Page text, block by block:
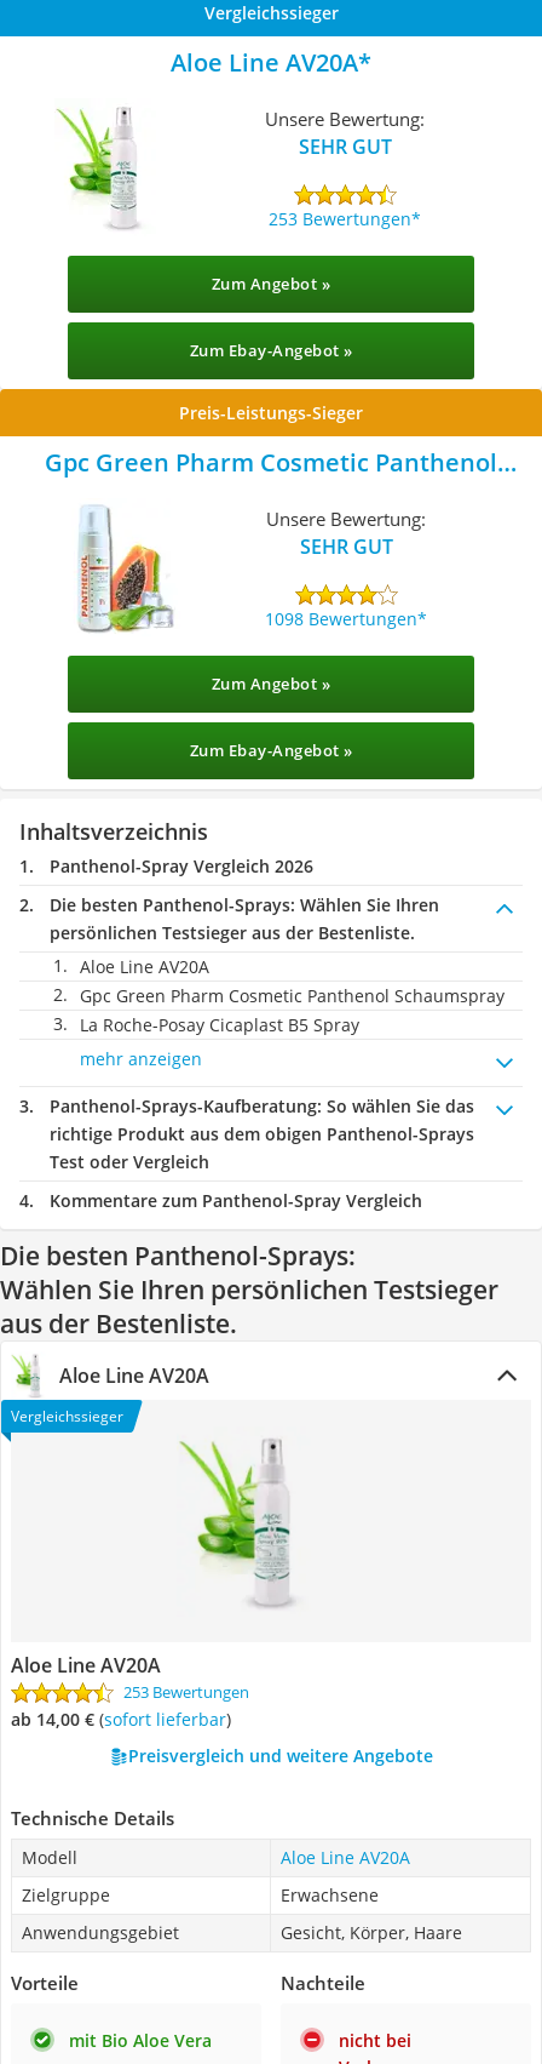
Vergleichssieger
Aloe Line AV20A
Unsere Bewertung:
SEHR GUT
253 Bewertungen
Zum Angebot »
Zum Ebay-Angebot »
Preis-Leistungs-Sieger
Gpc Green Pharm Cosmetic Panthenol
Unsere Bewertung:
SEHR GUT
1098 Bewertungen
Zum Angebot »
Zum Ebay-Angebot »
Inhaltsverzeichnis
Panthenol-Spray Vergleich 2026
Die besten Panthenol-Sprays: Wählen Sie Ihren
persönlichen Testsieger aus der Bestenliste.
Aloe Line AV20A
Gpc Green Pharm Cosmetic Panthenol Schaumspray
La Roche-Posay Cicaplast B5 Spray
mehr anzeigen
Panthenol-Sprays-Kaufberatung: So wählen Sie das
richtige Produkt aus dem obigen Panthenol-Sprays
Test oder Vergleich
Kommentare zum Panthenol-Spray Vergleich
Die besten Panthenol-Sprays:
Wählen Sie Ihren persönlichen Testsieger
aus der Bestenliste.
Aloe Line AV20A
Vergleichssieger
Aloe Line AV20A
253 Bewertungen
ab 14,00 € ( Sofort lieferbar)
Preisvergleich und weitere Angebote
Technische Details
Modell
Aloe Line AV20A
Zielgruppe
Erwachsene
Anwendungsgebiet
Gesicht, Körper, Haare
Vorteile
mit Bio Aloe Vera
Nachteile
nicht bei